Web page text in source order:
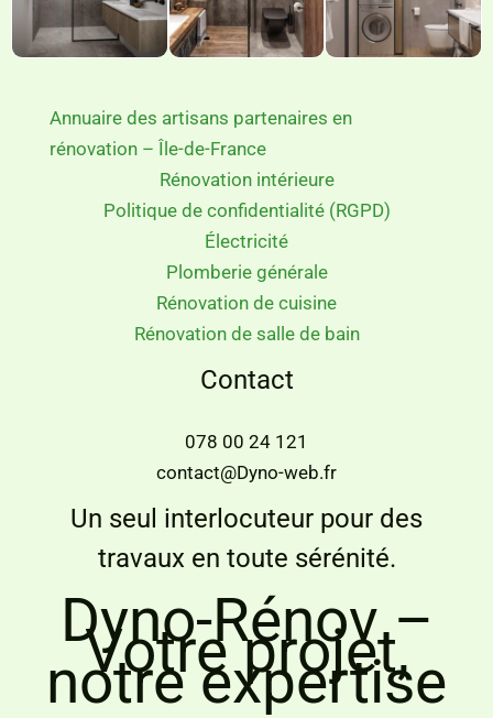
Annuaire des artisans partenaires en
rénovation – Île-de-France
Rénovation intérieure
Politique de confidentialité (RGPD)
Électricité
Plomberie générale
Rénovation de cuisine
Rénovation de salle de bain
Contact
078 00 24 121
contact@Dyno-web.fr
Un seul interlocuteur pour des
travaux en toute sérénité.
Dyno-Rénov –
Votre projet,
notre expertise